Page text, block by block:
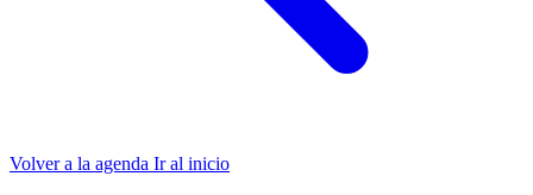
Volver a la agenda Ir al inicio